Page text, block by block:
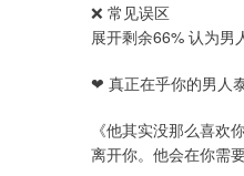
❌ 常见误区
展开剩余66% 认为男
❤ 真正在乎你的男人
《他其实没那么喜欢
离开你。他会在你需